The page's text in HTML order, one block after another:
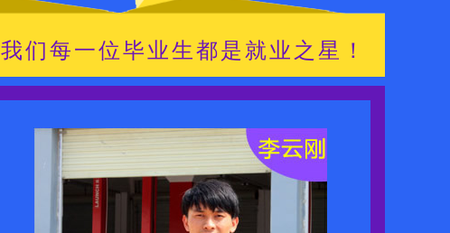
我们每一位毕业生都是就业之星！